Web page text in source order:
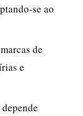
se ao
de
e